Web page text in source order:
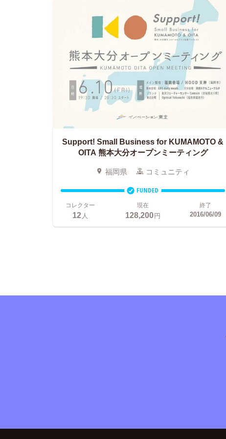
Support! Small Business for KUMAMOTO &
OITA 熊本大分オープンミーティング
福岡県 コミュニティ
FUNDED
コレクター
12人
現在
128,200円
終了
2016/06/09